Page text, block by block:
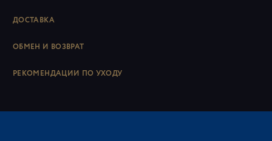
ДОСТАВКА
ОБМЕН И ВОЗВРАТ
РЕКОМЕНДАЦИИ ПО УХОДУ